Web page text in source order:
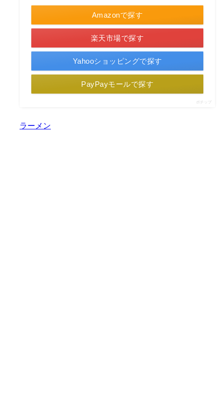
Amazonで探す
楽天市場で探す
Yahooショッピングで探す
PayPayモールで探す
ポチップ
ラーメン